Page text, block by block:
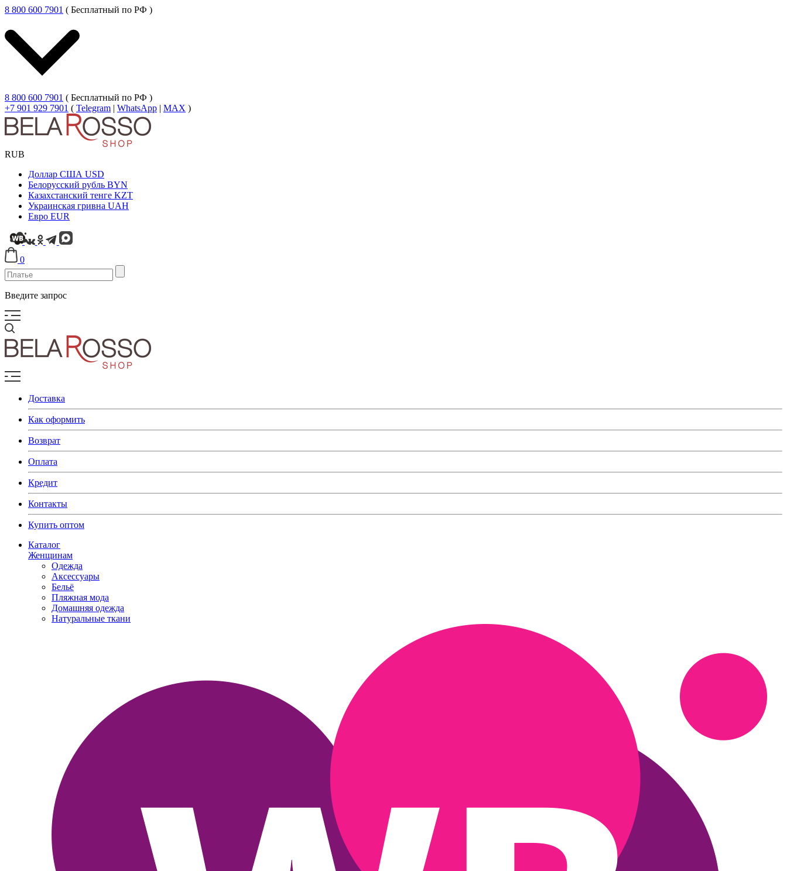
8 800 600 7901 ( Бесплатный по РФ )
8 800 600 7901 ( Бесплатный по РФ )
+7 901 929 7901 ( Telegram | WhatsApp | MAX )
RUB
Доллар США USD
Белорусский рубль BYN
Казахстанский тенге KZT
Украинская гривна UAH
Евро EUR
0
Введите запрос
Доставка
Как оформить
Возврат
Оплата
Кредит
Контакты
Купить оптом
Каталог
Женщинам
Одежда
Аксессуары
Бельё
Пляжная мода
Домашняя одежда
Натуральные ткани